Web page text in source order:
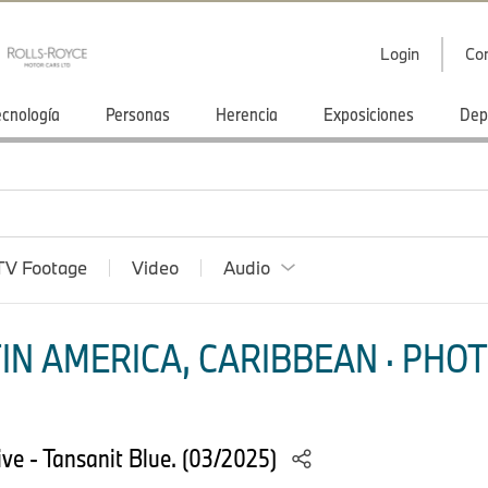
Login
Personas Herencia Exposiciones
Footage Video Audio
AMERICA, CARIBBEAN ·
- Tansanit Blue. (03/2025)